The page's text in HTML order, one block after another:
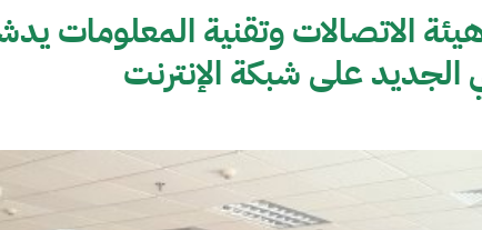
الاتصالات وتقنية المعلومات
الجديد على شبكة الإنترنت